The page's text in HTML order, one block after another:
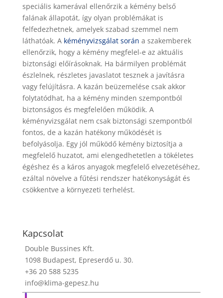
speciális kamerával ellenőrzik a kémény belső
falának állapotát, így olyan problémákat is
felfedezhetnek, amelyek szabad szemmel nem
láthatóak. A kéményvizsgálat során a szakemberek
ellenőrzik, hogy a kémény megfelel-e az aktuális
biztonsági előírásoknak. Ha bármilyen problémát
észlelnek, részletes javaslatot tesznek a javításra
vagy felújításra. A kazán beüzemelése csak akkor
folytatódhat, ha a kémény minden szempontból
biztonságos és megfelelően működik. A
kéményvizsgálat nem csak biztonsági szempontból
fontos, de a kazán hatékony működését is
befolyásolja. Egy jól működő kémény biztosítja a
megfelelő huzatot, ami elengedhetetlen a tökéletes
égéshez és a káros anyagok megfelelő elvezetéséhez,
ezáltal növelve a fűtési rendszer hatékonyságát és
csökkentve a környezeti terhelést.
Kapcsolat
Double Bussines Kft.
1098 Budapest, Epreserdő u. 30.
+36 20 588 5235
info@klima-gepesz.hu